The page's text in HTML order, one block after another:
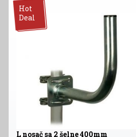
Hot
Deal
L nosač sa 2 šelne 400mm